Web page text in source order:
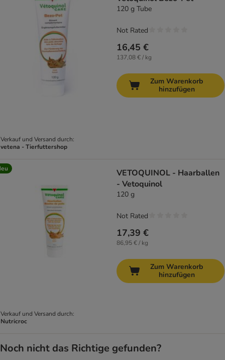
Verkauf und Versand durch:
vetena - Tierfuttershop
120 g Tube
16,45 €
137,08 € / kg
Not Rated
Zum Warenkorb
hinzufügen
Verkauf und Versand durch:
Nutricroc
VETOQUINOL - Haarballen
- Vetoquinol
120 g
17,39 €
86,95 € / kg
Not Rated
Zum Warenkorb
hinzufügen
Noch nicht das Richtige gefunden?